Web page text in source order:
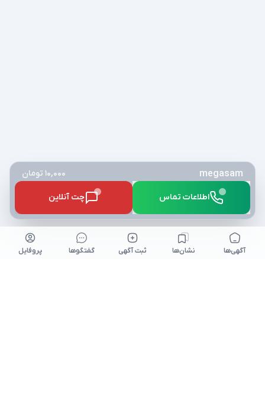
megasam 10,000 تومان
اطلاعات تماس چت آنلاین
آگهی‌ها نشان‌ها ثبت آگهی گفتگو‌ها پروفایل